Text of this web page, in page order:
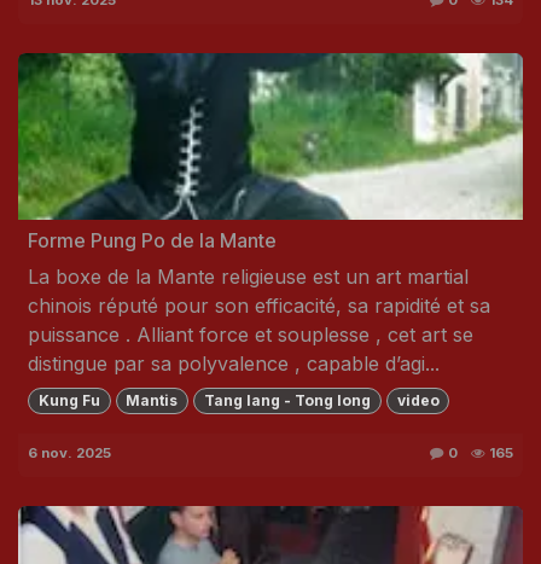
Forme Pung Po de la Mante
La boxe de la Mante religieuse est un art martial
chinois réputé pour son efficacité, sa rapidité et sa
puissance . Alliant force et souplesse , cet art se
distingue par sa polyvalence , capable d’agi...
Kung Fu Mantis Tang lang - Tong long video
6 nov. 2025 0 165